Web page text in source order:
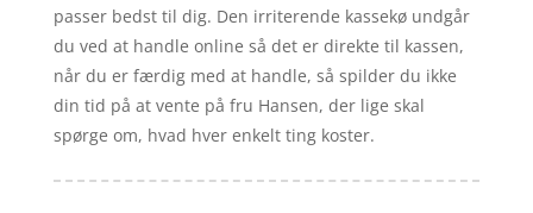
passer bedst til dig. Den irriterende kassekø undgår
du ved at handle online så det er direkte til kassen,
når du er færdig med at handle, så spilder du ikke
din tid på at vente på fru Hansen, der lige skal
spørge om, hvad hver enkelt ting koster.